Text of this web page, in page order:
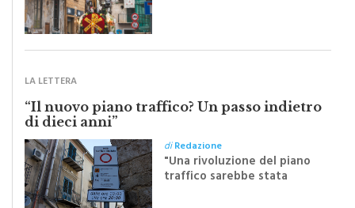
Festa del Santissimo
LA LETTERA
“Il nuovo piano traffico? Un passo indietro
di dieci anni”
diRedazione
"Una rivoluzione del piano
traffico sarebbe stata